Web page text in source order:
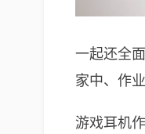
一起还全
家中、作
游戏耳机